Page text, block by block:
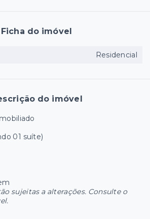
do imóvel
01 suíte)
sujeitas a alterações. Consulte o
Ficha do imóvel
Residencial